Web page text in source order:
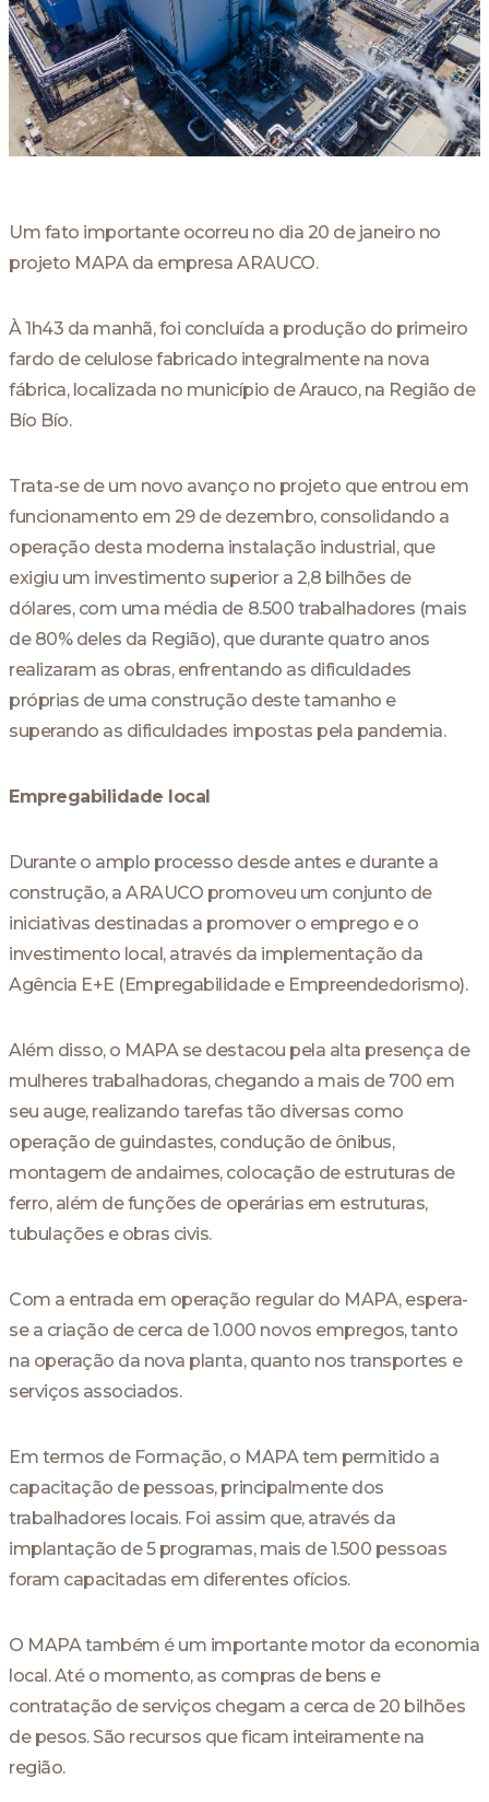
Um fato importante ocorreu no dia 20 de janeiro no
projeto MAPA da empresa ARAUCO.
À 1h43 da manhã, foi concluída a produção do primeiro
fardo de celulose fabricado integralmente na nova
fábrica, localizada no município de Arauco, na Região de
Bío Bío.
Trata-se de um novo avanço no projeto que entrou em
funcionamento em 29 de dezembro, consolidando a
operação desta moderna instalação industrial, que
exigiu um investimento superior a 2,8 bilhões de
dólares, com uma média de 8.500 trabalhadores (mais
de 80% deles da Região), que durante quatro anos
realizaram as obras, enfrentando as dificuldades
próprias de uma construção deste tamanho e
superando as dificuldades impostas pela pandemia.
Empregabilidade local
Durante o amplo processo desde antes e durante a
construção, a ARAUCO promoveu um conjunto de
iniciativas destinadas a promover o emprego e o
investimento local, através da implementação da
Agência E+E (Empregabilidade e Empreendedorismo).
Além disso, o MAPA se destacou pela alta presença de
mulheres trabalhadoras, chegando a mais de 700 em
seu auge, realizando tarefas tão diversas como
operação de guindastes, condução de ônibus,
montagem de andaimes, colocação de estruturas de
ferro, além de funções de operárias em estruturas,
tubulações e obras civis.
Com a entrada em operação regular do MAPA, espera-
se a criação de cerca de 1.000 novos empregos, tanto
na operação da nova planta, quanto nos transportes e
serviços associados.
Em termos de Formação, o MAPA tem permitido a
capacitação de pessoas, principalmente dos
trabalhadores locais. Foi assim que, através da
implantação de 5 programas, mais de 1.500 pessoas
foram capacitadas em diferentes ofícios.
O MAPA também é um importante motor da economia
local. Até o momento, as compras de bens e
contratação de serviços chegam a cerca de 20 bilhões
de pesos. São recursos que ficam inteiramente na
região.